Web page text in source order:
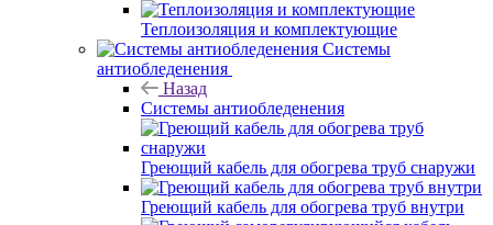
Теплоизоляция и комплектующие
Системы
антиобледенения
Назад
Системы антиобледенения
Греющий кабель для обогрева труб снаружи
Греющий кабель для обогрева труб внутри